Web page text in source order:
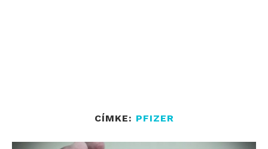
CÍMKE: PFIZER